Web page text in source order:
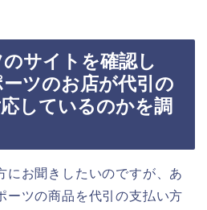
サイトを確認し
ツのお店が代引の
しているのかを調
にお聞きしたいのですが、あ
ーツの商品を代引の支払い方